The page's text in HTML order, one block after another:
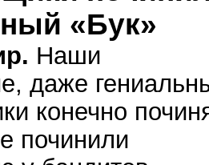
«Бук»
Наши
даже
конечно
починили